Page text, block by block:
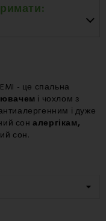
- це спальна
і чохлом з
і дуже
соналергікам,
сон.